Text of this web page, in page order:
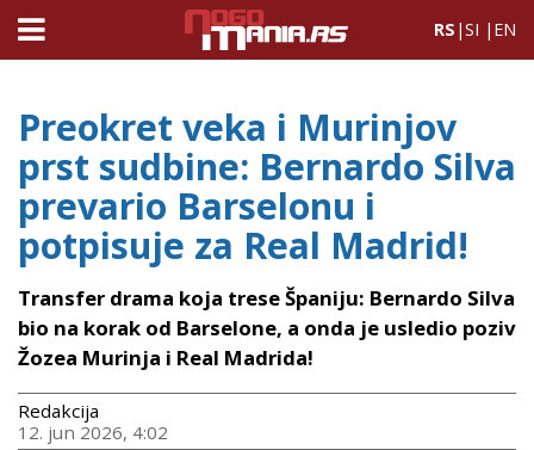
RS |SI | EN
Preokret veka i Murinjov
prst sudbine: Bernardo Silva
prevario Barselonu i
potpisuje za Real Madrid!
Transfer drama koja trese Španiju: Bernardo Silva
bio na korak od Barselone, a onda je usledio poziv
Žozea Murinja i Real Madrida!
Redakcija
12. jun 2026, 4:02